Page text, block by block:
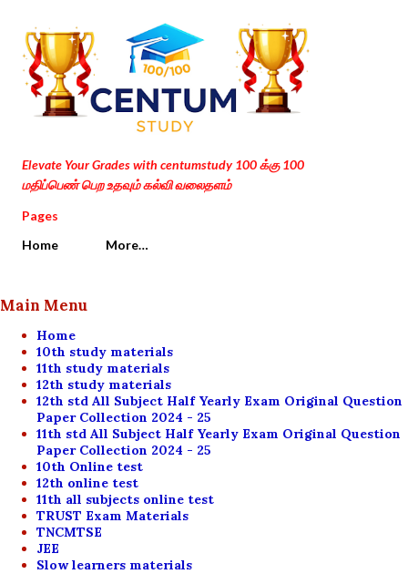
Skip to main content
Elevate Your Grades with centumstudy 100 க்கு 100
மதிப்பெண் பெற உதவும் கல்வி வலைதளம்
Pages
Home
More…
Main Menu
Home
10th study materials
11th study materials
12th study materials
12th std All Subject Half Yearly Exam Original Question
Paper Collection 2024 - 25
11th std All Subject Half Yearly Exam Original Question
Paper Collection 2024 - 25
10th Online test
12th online test
11th all subjects online test
TRUST Exam Materials
TNCMTSE
JEE
Slow learners materials